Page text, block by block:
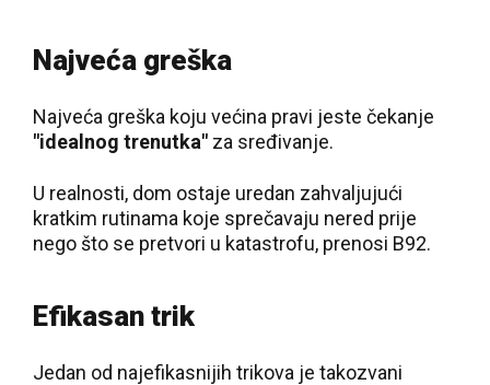
Najveća greška
Najveća greška koju većina pravi jeste čekanje
"idealnog trenutka" za sređivanje.
U realnosti, dom ostaje uredan zahvaljujući
kratkim rutinama koje sprečavaju nered prije
nego što se pretvori u katastrofu, prenosi B92.
Efikasan trik
Jedan od najefikasnijih trikova je takozvani